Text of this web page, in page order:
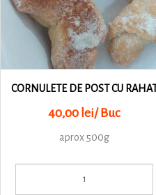
CORNULETE DE POST CU
40,00 lei/ Buc
aprox 500g